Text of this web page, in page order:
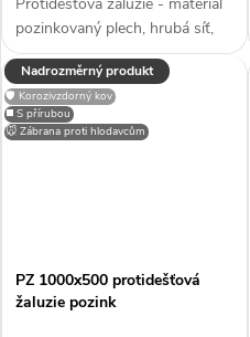
pozinkovaný plech, hrubá síť,
efektivní plocha sef 0,2135 m²,
snadno přizpůsobitelné díky
možnosti lakování RAL, zakryje
stavební otvory, užívané...
Nadrozměrný produkt
◼️ S přírubou
🛡️ Korozivzdorný kov
🐭 Zábrana proti hlodavcům
PZ 1000x500 protidešťová
žaluzie pozink